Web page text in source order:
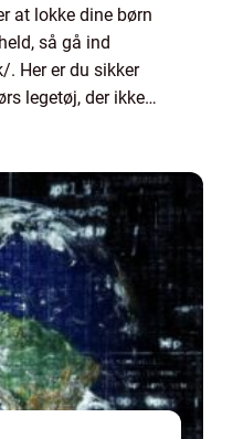
at lokke dine børn
så gå ind
Her er du sikker
legetøj, der ikke